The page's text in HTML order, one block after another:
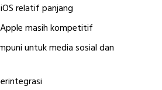
relatif panjang
masih kompetitif
untuk media sosial dan